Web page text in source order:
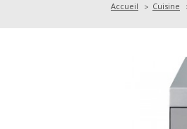
Accueil Cuisine